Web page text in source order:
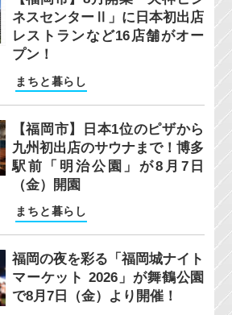
ネスセンターⅡ」に日本初出店
レストランなど16店舗がオー
プン！
まちと暮らし
【福岡市】日本1位のピザから
九州初出店のサウナまで！博多
駅前「明治公園」が8月7日
（金）開園
まちと暮らし
福岡の夜を彩る「福岡城ナイト
マーケット 2026」が舞鶴公園
で8月7日（金）より開催！